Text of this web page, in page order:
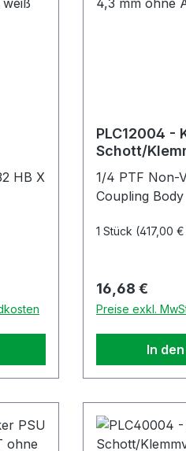
HB X
PLC12004 -
Schott/
1/4 PTF Non-
Coupling Body
1 Stück (417,00
Regulärer
16,68 €
Preise exkl.
In